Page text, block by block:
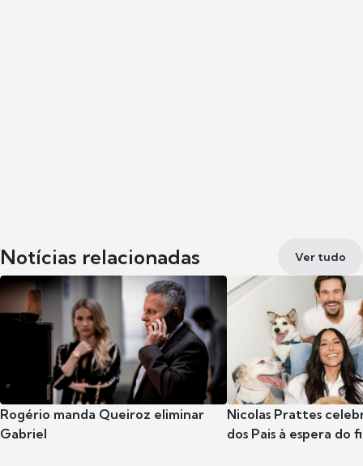
Notícias relacionadas Ver tudo
Rogério manda Queiroz eliminar
Gabriel
Nicolas Prattes
dos Pais à espera do